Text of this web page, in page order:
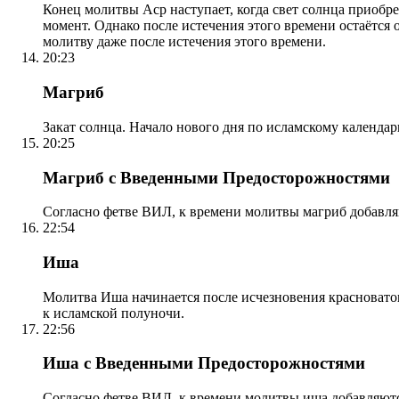
Конец молитвы Аср наступает, когда свет солнца
момент. Однако после истечения этого времени
молитву даже после истечения этого времени.
20:23
Магриб
Закат солнца. Начало нового дня по исламскому
20:25
Магриб с Введенными Предосторожностями
Согласно фетве ВИЛ, к времени молитвы магриб
22:54
Иша
Молитва Иша начинается после исчезновения
к исламской полуночи.
22:56
Иша с Введенными Предосторожностями